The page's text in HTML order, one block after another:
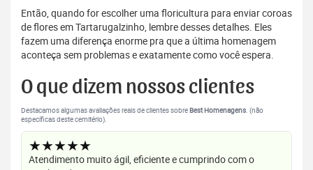
Então, quando for escolher uma floricultura para enviar coroas
de flores em Tartarugalzinho, lembre desses detalhes. Eles
fazem uma diferença enorme pra que a última homenagem
aconteça sem problemas e exatamente como você espera.
O que dizem nossos clientes
Destacamos algumas avaliações reais de clientes sobre Best Homenagens. (não
específicas deste cemitério).
★★★★★
Atendimento muito ágil, eficiente e cumprindo com o